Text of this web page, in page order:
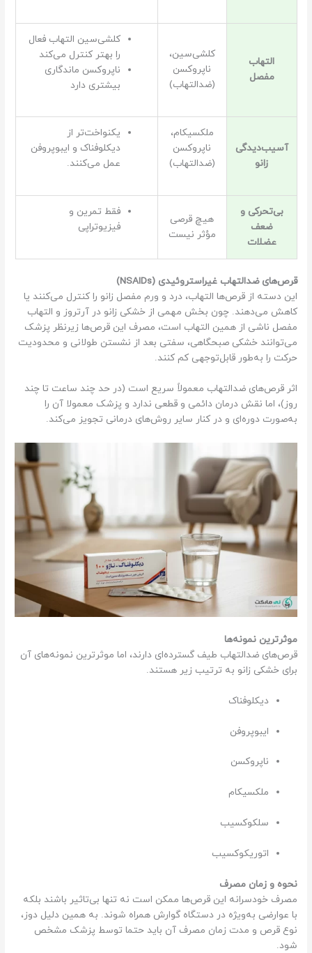
التهاب
مفصل
کلشی‌سین،
ناپروکسن
(ضدالتهاب)
کلشی‌سین التهاب فعال
را بهتر کنترل می‌کند
ناپروکسن ماندگاری
بیشتری دارد
آسیب‌دیدگی
زانو
ملکسیکام،
ناپروکسن
(ضدالتهاب)
یکنواخت‌تر از
دیکلوفناک و ایبوپروفن
عمل می‌کنند.
بی‌تحرکی و
ضعف
عضلات
هیچ قرصی
مؤثر نیست
فقط تمرین و
فیزیوتراپی
قرص‌های ضدالتهاب غیراستروئیدی (NSAIDs)
این دسته از قرص‌ها التهاب، درد و ورم مفصل زانو را کنترل می‌کنند یا
کاهش می‌دهند. چون بخش مهمی از خشکی زانو در آرتروز و التهاب
مفصل ناشی از همین التهاب است، مصرف این قرص‌ها زیرنظر پزشک
می‌توانند خشکی صبحگاهی، سفتی بعد از نشستن طولانی و محدودیت
حرکت را به‌طور قابل‌توجهی کم کنند.
اثر قرص‌های ضدالتهاب معمولاً سریع است (در حد چند ساعت تا چند
روز)، اما نقش درمان دائمی و قطعی ندارد و پزشک معمولا آن را
به‌صورت دوره‌ای و در کنار سایر روش‌های درمانی تجویز می‌کند.
موثرترین نمونه‌ها
قرص‌های ضدالتهاب طیف گسترده‌ای دارند، اما موثرترین نمونه‌های آن
برای خشکی زانو به ترتیب زیر هستند.
دیکلوفناک
ایبوپروفن
ناپروکسن
ملکسیکام
سلکوکسیب
اتوریکوکسیب
نحوه و زمان مصرف
مصرف خودسرانه این قرص‌ها ممکن است نه تنها بی‌تاثیر باشند بلکه
با عوارضی به‌ویژه در دستگاه گوارش همراه شوند. به همین دلیل دوز،
نوع قرص و مدت زمان مصرف آن باید حتما توسط پزشک مشخص
شود.